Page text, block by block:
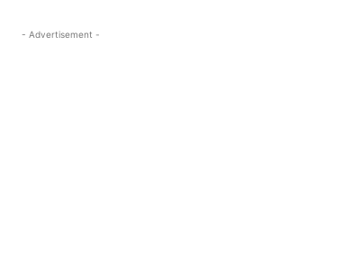
- Advertisement -